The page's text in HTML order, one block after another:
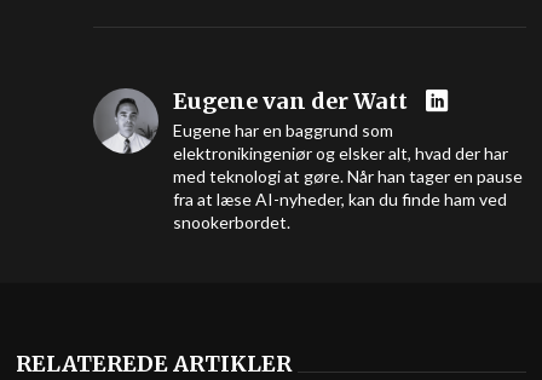
Eugene van der Watt
Eugene har en baggrund som
elektronikingeniør og elsker alt, hvad der har
med teknologi at gøre. Når han tager en pause
fra at læse AI-nyheder, kan du finde ham ved
snookerbordet.
RELATEREDE ARTIKLER